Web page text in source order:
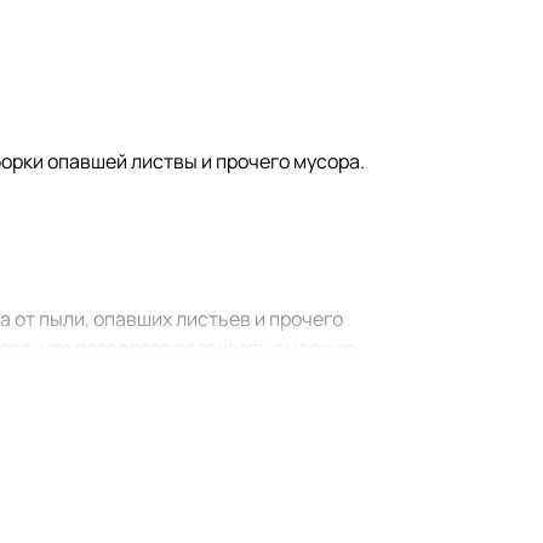
опавшей листвы и прочего мусора.
от пыли, опавших листьев и прочего
что позволяет развивать высокую
участок.
одной кнопки. Скорость потока
и имеет удобную эргономичную